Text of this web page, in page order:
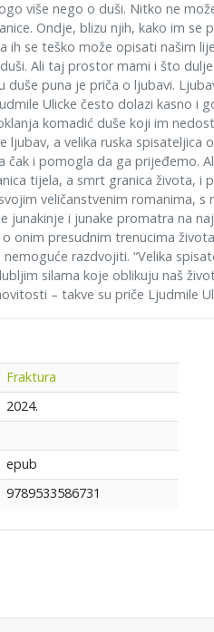
više nego o duši. Nitko ne
Ondje, blizu njih, kako im
ih se teško može opisati našim
Ali taj prostor mami i što
duše puna je priča o ljubavi.
Ulicke često dolazi kasno i
komadić duše koji im
ljubav, a velika ruska spisateljica
čak i pomogla da ga prijeđemo.
tijela, a smrt granica života,
veličanstvenim romanima,
junakinje i junake promatra na
onim presudnim trenucima
razdvojiti. “Velika
silama koje oblikuju naš
– takve su priče Ljudmile
Fraktura
2024.
epub
9789533586731